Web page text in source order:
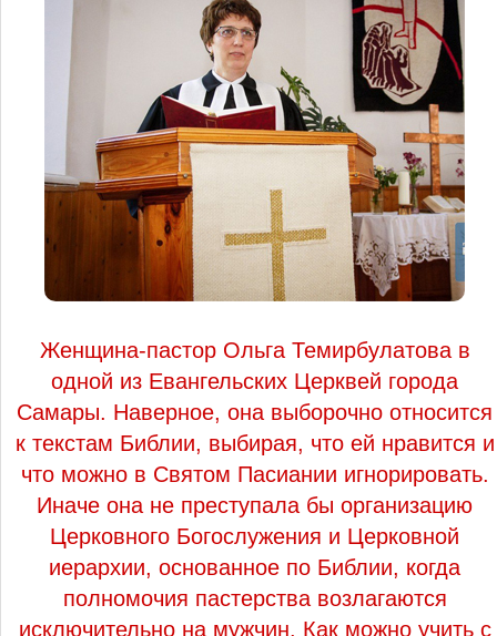
Женщина-пастор Ольга Темирбулатова в
одной из Евангельских Церквей города
Самары. Наверное, она выборочно относится
к текстам Библии, выбирая, что ей нравится и
что можно в Святом Пасиании игнорировать.
Иначе она не преступала бы организацию
Церковного Богослужения и Церковной
иерархии, основанное по Библии, когда
полномочия пастерства возлагаются
исключительно на мужчин. Как можно учить с